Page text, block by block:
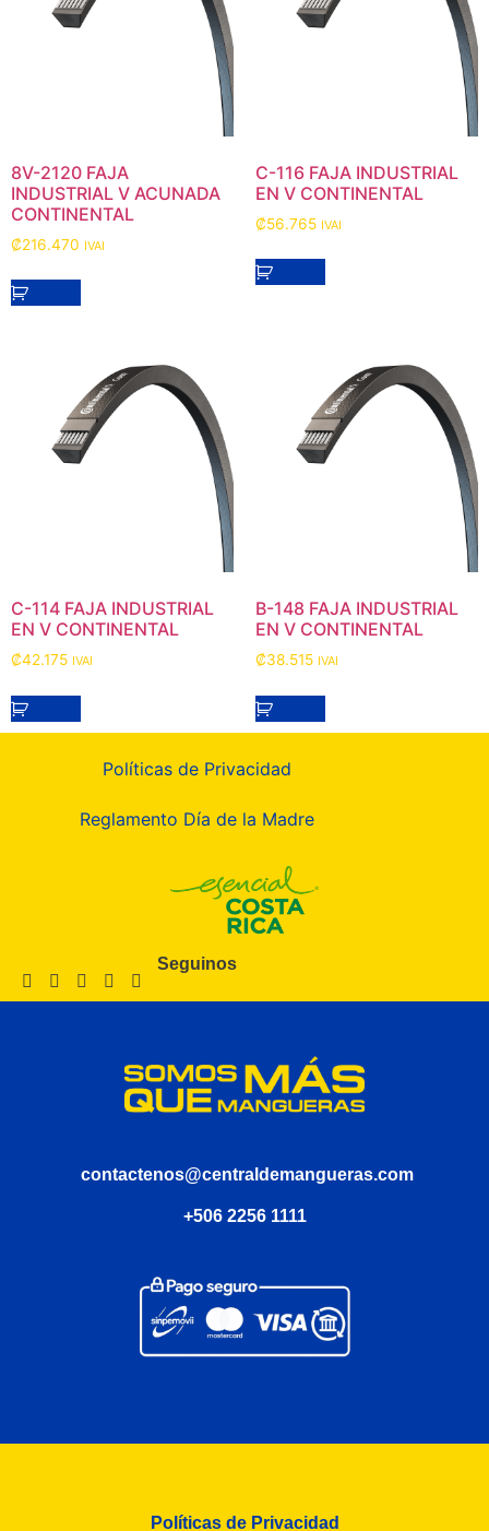
8V-2120 FAJA
INDUSTRIAL V ACUNADA
CONTINENTAL
₡216.470 IVAI
C-116 FAJA INDUSTRIAL
EN V CONTINENTAL
₡56.765 IVAI
C-114 FAJA INDUSTRIAL
EN V CONTINENTAL
₡42.175 IVAI
B-148 FAJA INDUSTRIAL
EN V CONTINENTAL
₡38.515 IVAI
Políticas de Privacidad
Reglamento Día de la Madre
Seguinos
contactenos@centraldemangueras.com
+506 2256 1111
Políticas de Privacidad